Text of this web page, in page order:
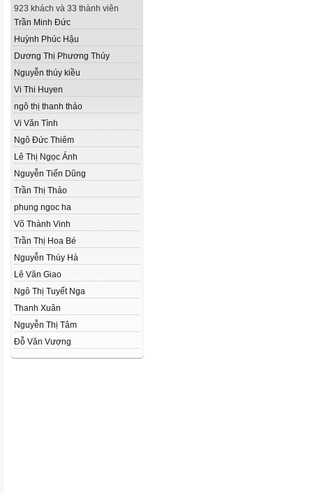
923 khách và 33 thành viên
Trần Minh Đức
Huỳnh Phúc Hậu
Dương Thị Phương Thúy
Nguyễn thúy kiều
Vi Thi Huyen
ngô thị thanh thảo
Vi Văn Tình
Ngô Đức Thiêm
Lê Thị Ngọc Ánh
Nguyễn Tiến Dũng
Trần Thị Thảo
phung ngoc ha
Võ Thành Vinh
Trần Thị Hoa Bé
Nguyễn Thúy Hà
Lê Văn Giao
Ngô Thị Tuyết Nga
Thanh Xuân
Nguyễn Thị Tâm
Đỗ Văn Vượng